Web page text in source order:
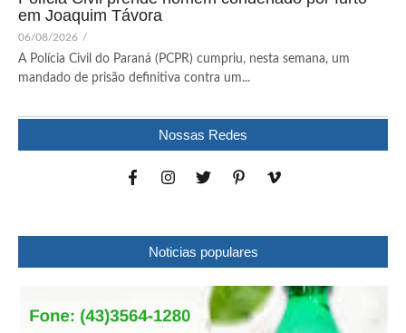
em Joaquim Távora
06/08/2026 /
A Polícia Civil do Paraná (PCPR) cumpriu, nesta semana, um
mandado de prisão definitiva contra um...
Nossas Redes
Noticias populares